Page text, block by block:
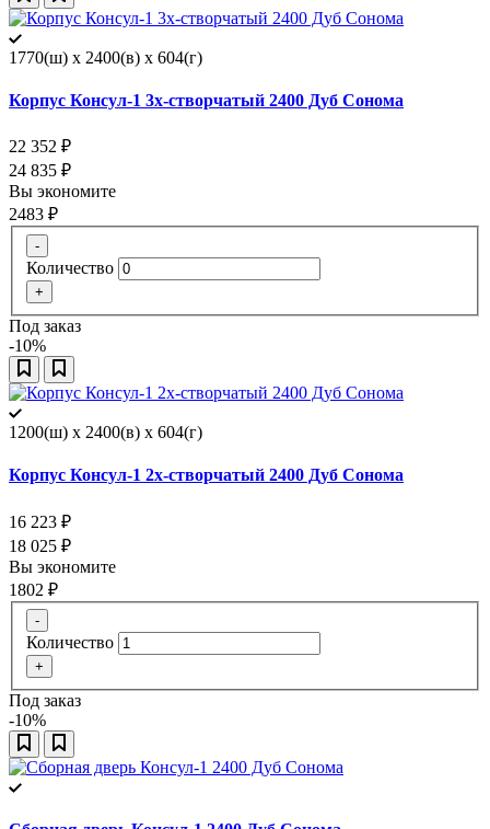
1770(ш) x 2400(в) x 604(г)
Корпус Консул-1 3х-створчатый 2400 Дуб Сонома
22 352 ₽
24 835 ₽
Вы экономите
2483 ₽
-
Количество
+
Под заказ
-10%
1200(ш) x 2400(в) x 604(г)
Корпус Консул-1 2х-створчатый 2400 Дуб Сонома
16 223 ₽
18 025 ₽
Вы экономите
1802 ₽
-
Количество
+
Под заказ
-10%